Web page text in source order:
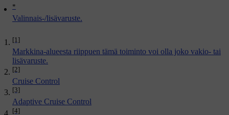
*
Valinnais-/lisävaruste.
[1]
Markkina-alueesta riippuen tämä toiminto voi olla joko vakio- tai
lisävaruste.
[2]
Cruise Control
[3]
Adaptive Cruise Control
[4]